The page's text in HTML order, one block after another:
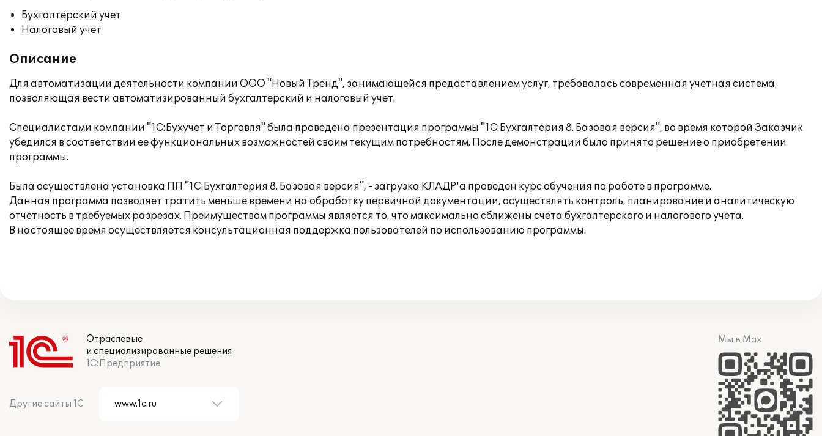
Бухгалтерский учет
Налоговый учет
Описание
Для автоматизации деятельности компании ООО "Новый Тренд", занимающейся предоставлением услуг, требовалась современная учетная система,
позволяющая вести автоматизированный бухгалтерский и налоговый учет.
Специалистами компании "1С:Бухучет и Торговля" была проведена презентация программы "1С:Бухгалтерия 8. Базовая версия", во время которой Заказчик
убедился в соответствии ее функциональных возможностей своим текущим потребностям. После демонстрации было принято решение о приобретении
программы.
Была осуществлена установка ПП "1С:Бухгалтерия 8. Базовая версия", - загрузка КЛАДР'a проведен курс обучения по работе в программе.
Данная программа позволяет тратить меньше времени на обработку первичной документации, осуществлять контроль, планирование и аналитическую
отчетность в требуемых разрезах. Преимуществом программы является то, что максимально сближены счета бухгалтерского и налогового учета.
В настоящее время осуществляется консультационная поддержка пользователей по использованию программы.
Отраслевые
и специализированные решения
1С:Предприятие
Другие сайты 1С
Мы в Max